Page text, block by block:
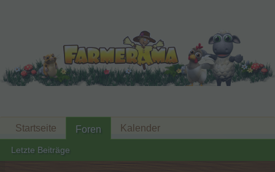
Startseite Foren
Letzte Beiträge
Kalender